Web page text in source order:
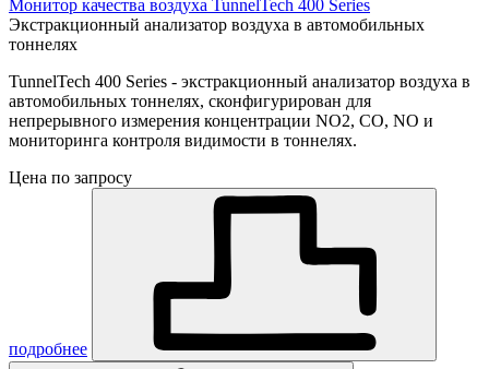
Монитор качества воздуха TunnelTech 400 Series
Экстракционный анализатор воздуха в автомобильных
тоннелях
TunnelTech 400 Series - экстракционный анализатор воздуха в
автомобильных тоннелях, сконфигурирован для
непрерывного измерения концентрации NO2, CO, NO и
мониторинга контроля видимости в тоннелях.
Цена по запросу
подробнее